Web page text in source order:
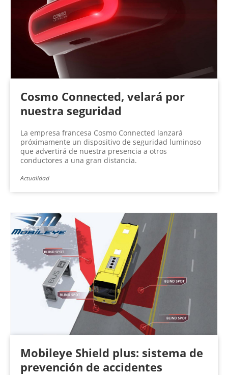
Cosmo Connected, velará por
nuestra seguridad
La empresa francesa Cosmo Connected lanzará
próximamente un dispositivo de seguridad luminoso
que advertirá de nuestra presencia a otros
conductores a una gran distancia.
Actualidad
Mobileye Shield plus: sistema de
prevención de accidentes